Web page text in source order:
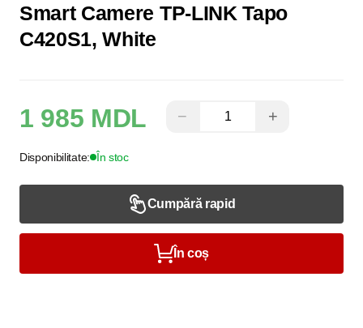
Smart Camere TP-LINK Tapo
C420S1, White
1 985 MDL − +
Disponibilitate: În stoc
Cumpără rapid
În coș